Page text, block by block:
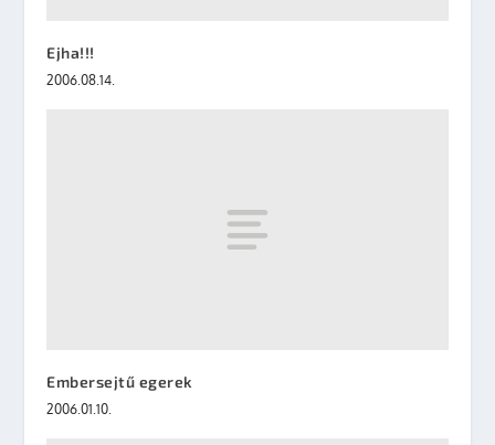
Ejha!!!
2006.08.14.
Embersejtű egerek
2006.01.10.